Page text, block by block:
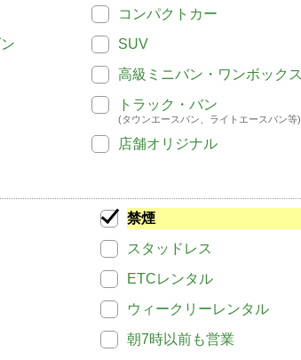
コンパクトカー
SUV
高級ミニバン・ワンボックス
トラック・バン
(タウンエースバン、ライトエースバン等)
店舗オリジナル
禁煙
スタッドレス
ETCレンタル
ウィークリーレンタル
朝7時以前も営業